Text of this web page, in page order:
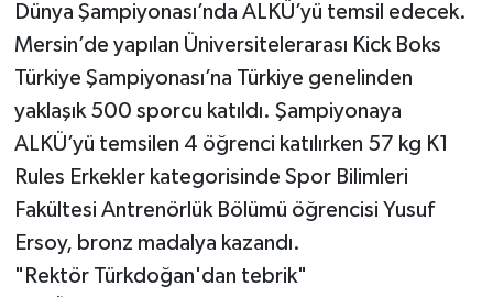
Dünya Şampiyonası’nda ALKÜ’yü temsil edecek.
Mersin’de yapılan Üniversitelerarası Kick Boks
Türkiye Şampiyonası’na Türkiye genelinden
yaklaşık 500 sporcu katıldı. Şampiyonaya
ALKÜ’yü temsilen 4 öğrenci katılırken 57 kg K1
Rules Erkekler kategorisinde Spor Bilimleri
Fakültesi Antrenörlük Bölümü öğrencisi Yusuf
Ersoy, bronz madalya kazandı.
"Rektör Türkdoğan'dan tebrik"